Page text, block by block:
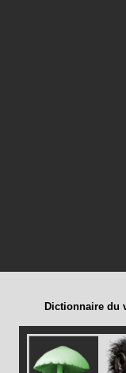
Dictionnaire du